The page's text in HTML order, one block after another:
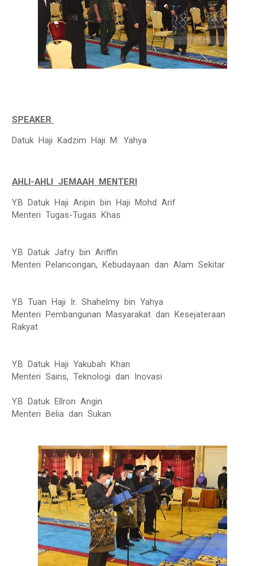
SPEAKER
Datuk Haji Kadzim Haji M. Yahya
AHLI-AHLI JEMAAH MENTERI
Y.B Datuk Haji Aripin bin Haji Mohd Arif
Menteri Tugas-Tugas Khas
Y.B Datuk Jafry bin Ariffin
Menteri Pelancongan, Kebudayaan dan Alam Sekitar
Y.B Tuan Haji Ir. Shahelmy bin Yahya
Menteri Pembangunan Masyarakat dan Kesejateraan
Rakyat
Y.B Datuk Haji Yakubah Khan
Menteri Sains, Teknologi dan Inovasi
Y.B Datuk Ellron Angin
Menteri Belia dan Sukan